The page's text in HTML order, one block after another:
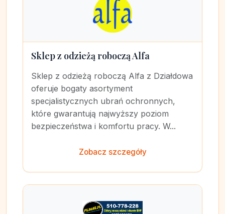
Sklep z odzieżą roboczą Alfa
Sklep z odzieżą roboczą Alfa z Działdowa
oferuje bogaty asortyment
specjalistycznych ubrań ochronnych,
które gwarantują najwyższy poziom
bezpieczeństwa i komfortu pracy. W...
Zobacz szczegóły